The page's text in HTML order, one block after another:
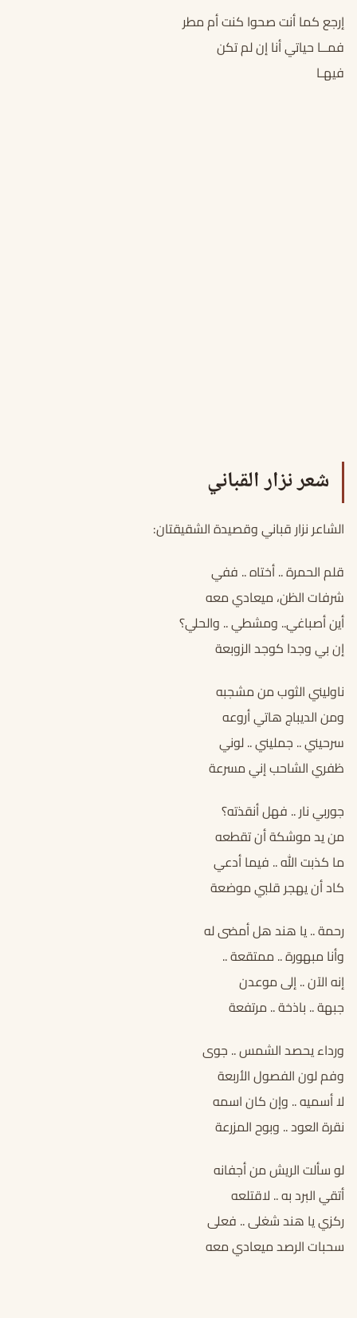
إرجع كما أنت صحوا كنت أم مطر
فمــا حياتي أنا إن لم تكن
شعر نزار القباني
الشاعر نزار قباني وقصيدة الشقيقتان:
قلم الحمرة .. أختاه .. ففي
شرفات الظن، ميعادي معه
أين أصباغي.. ومشطي .. والحلي؟
إن بي وجدا كوجد الزوبعة
ناوليني الثوب من مشجبه
ومن الديباج هاتي أروعه
سرحيني .. جمليني .. لوني
ظفري الشاحب إني مسرعة
جوربي نار .. فهل أنقذته؟
من يد موشكة أن تقطعه
ما كذبت الله .. فيما أدعي
كاد أن يهجر قلبي موضعة
رحمة .. يا هند هل أمضى له
وأنا مبهورة .. ممتقعة ..
إنه الآن .. إلى موعدن
جبهة .. باذخة .. مرتفعة
ورداء يحصد الشمس .. جوى
وفم لون الفصول الأربعة
لا أسميه .. وإن كان اسمه
نقرة العود .. وبوح المزرعة
لو سألت الريش من أجفانه
أتقي البرد به .. لاقتلعه
ركزي يا هند شغلى .. فعلى
سحبات الرصد ميعادي معه